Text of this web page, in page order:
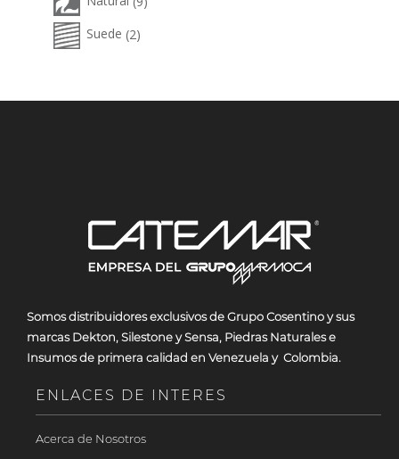
Suede (2)
Somosdistribuidores exclusivos de Grupo Cosentino y sus
marcas Dekton, Silestone y Sensa, Piedras Naturales e
Insumos de primera calidad en Venezuela y Colombia.
ENLACES DE INTERES
Acerca de Nosotros